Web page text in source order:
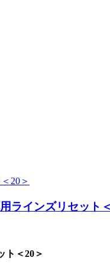
ラインズリセット
ト＜20＞